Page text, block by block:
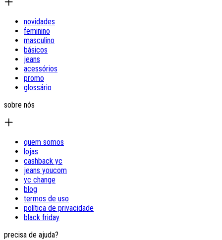
novidades
feminino
masculino
básicos
jeans
acessórios
promo
glossário
sobre nós
quem somos
lojas
cashback yc
jeans youcom
yc change
blog
termos de uso
política de privacidade
black friday
precisa de ajuda?